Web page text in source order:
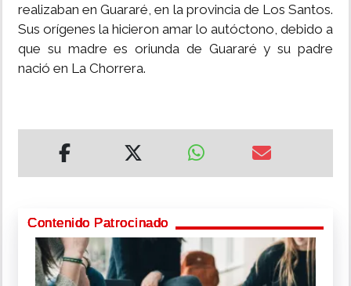
realizaban en Guararé, en la provincia de Los Santos.
Sus orígenes la hicieron amar lo autóctono, debido a
que su madre es oriunda de Guararé y su padre
nació en La Chorrera.
Contenido Patrocinado